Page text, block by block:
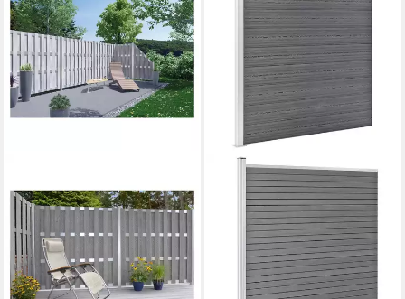
Gartenzaun DALIAN-Serie
silbergrau / WPC
Sichtschutzzaun
149,99 €
lieferbar - in 8-10 Werktagen bei
dir
VIDAXL
Gartenzaun WPC Zaun-Set 2
Quadrate + 1 Schräge
446x186 cm Grau, (1-St)
ab 763,99 €
lieferbar - in 4-5 Werktagen bei dir